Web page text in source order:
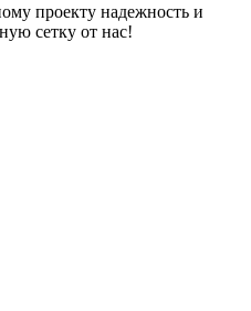
проекту надежность и
сетку от нас!